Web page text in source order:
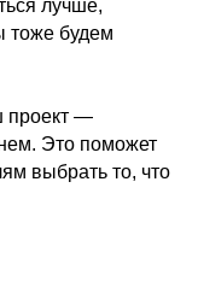
лучше,
тоже будем
проект —
Это поможет
выбрать то, что